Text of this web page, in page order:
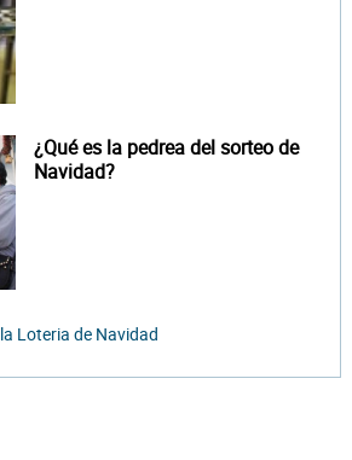
¿Qué es la pedrea del sorteo de
Navidad?
Loteria de Navidad